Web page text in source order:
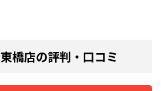
橋店の評判・口コミ